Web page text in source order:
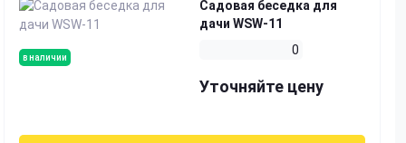
в наличии
Садовая беседка для
дачи WSW-11
0
Уточняйте цену